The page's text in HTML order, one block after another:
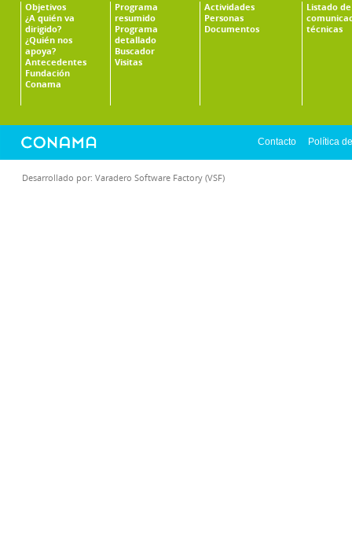
Objetivos
¿A quién va
dirigido?
¿Quién nos
apoya?
Antecedentes
Fundación
Conama
Programa
resumido
Programa
detallado
Buscador
Visitas
Actividades
Personas
Documentos
Listado de
técnicas
Contacto Política
Desarrollado por: Varadero Software Factory (VSF)